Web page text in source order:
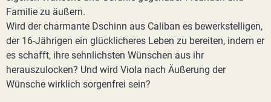
Familie zu äußern.
Wird der charmante Dschinn aus Caliban es bewerkstelligen,
der 16-Jährigen ein glücklicheres Leben zu bereiten, indem er
es schafft, ihre sehnlichsten Wünschen aus ihr
herauszulocken? Und wird Viola nach Äußerung der
Wünsche wirklich sorgenfrei sein?